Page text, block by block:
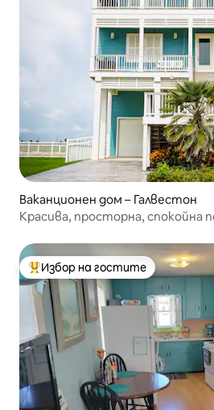
Ваканционен дом – Галвестон
Красива, просторна, спокойна
Най-популярен избор на
Избор на гостите